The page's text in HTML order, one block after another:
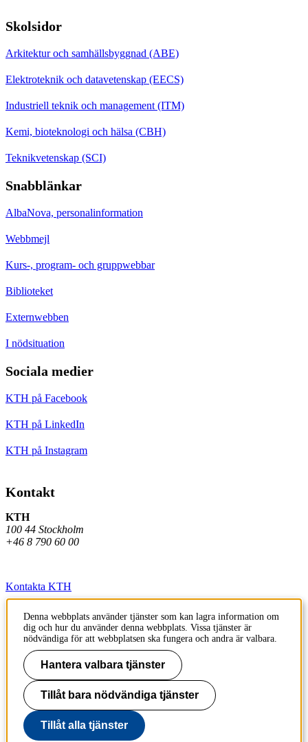
Skolsidor
Arkitektur och samhällsbyggnad (ABE)
Elektroteknik och datavetenskap (EECS)
Industriell teknik och management (ITM)
Kemi, bioteknologi och hälsa (CBH)
Teknikvetenskap (SCI)
Snabblänkar
AlbaNova, personalinformation
Webbmejl
Kurs-, program- och gruppwebbar
Biblioteket
Externwebben
I nödsituation
Sociala medier
KTH på Facebook
KTH på LinkedIn
KTH på Instagram
Kontakt
KTH
100 44 Stockholm
+46 8 790 60 00
Kontakta KTH
Jobba på KTH
Press och media
Faktura och betalning KTH
Om KTH:s webbplatser
Tillgänglighetsredogörelse
Denna webbplats använder tjänster som kan lagra information om
dig och hur du använder denna webbplats. Vissa tjänster är
nödvändiga för att webbplatsen ska fungera och andra är valbara.
Hantera valbara tjänster
Tillåt bara nödvändiga tjänster
Tillåt alla tjänster